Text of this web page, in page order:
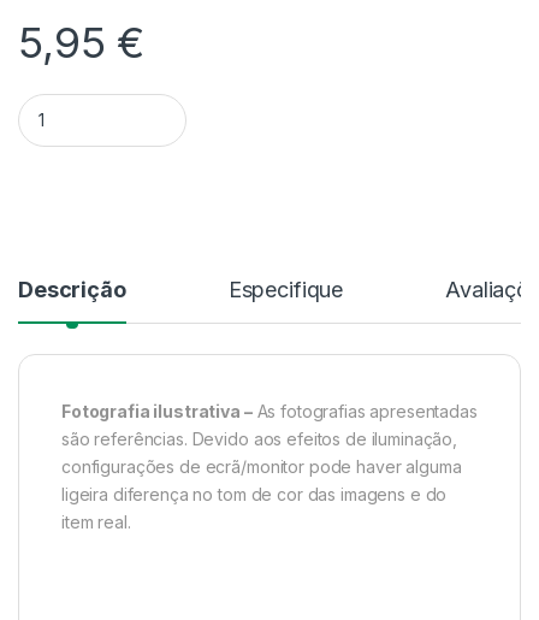
5,95 €
Quantidade Taça Branca - 30 cm
Descrição Especifique
Fotografia ilustrativa –As fotografias apresentadas
são referências. Devido aos efeitos de iluminação,
configurações de ecrã/monitor pode haver alguma
ligeira diferença no tom de cor das imagens e do
item real.